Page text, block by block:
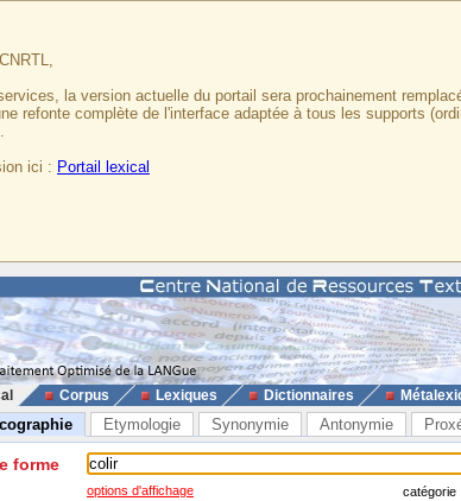
la version actuelle du portail sera prochainement
refonte complète de l'interface adaptée à tous les supports
ici : Portail lexical
Corpus Lexiques Dictionnaires
Etymologie Synonymie Antonymie
forme
options d'affichage catégorie :